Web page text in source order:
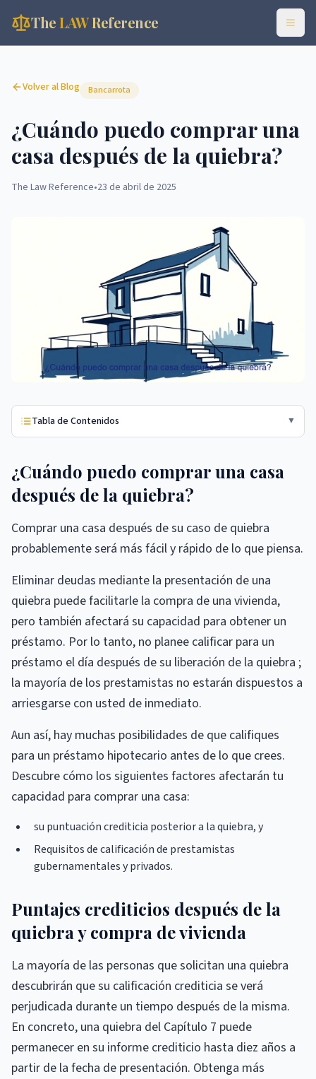
TheLAWReference
Volver al Blog Bancarrota
¿Cuándo puedo comprar una
casa después de la quiebra?
The Law Reference•23 de abril de 2025
Tabla de Contenidos ▼
¿Cuándo puedo comprar una casa
después de la quiebra?
Comprar una casa después de su caso de quiebra
probablemente será más fácil y rápido de lo que piensa.
Eliminar deudas mediante la presentación de una
quiebra puede facilitarle la compra de una vivienda,
pero también afectará su capacidad para obtener un
préstamo. Por lo tanto, no planee calificar para un
préstamo el día después de su liberación de la quiebra ;
la mayoría de los prestamistas no estarán dispuestos a
arriesgarse con usted de inmediato.
Aun así, hay muchas posibilidades de que califiques
para un préstamo hipotecario antes de lo que crees.
Descubre cómo los siguientes factores afectarán tu
capacidad para comprar una casa:
su puntuación crediticia posterior a la quiebra, y
Requisitos de calificación de prestamistas
gubernamentales y privados.
Puntajes crediticios después de la
quiebra y compra de vivienda
La mayoría de las personas que solicitan una quiebra
descubrirán que su calificación crediticia se verá
perjudicada durante un tiempo después de la misma.
En concreto, una quiebra del Capítulo 7 puede
permanecer en su informe crediticio hasta diez años a
partir de la fecha de presentación. Obtenga más